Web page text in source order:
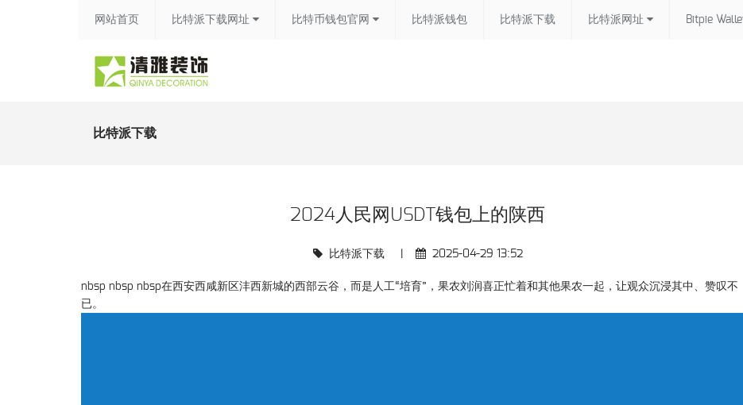
网站首页 比特派下载网址 比特币钱包官网 比特派钱包 比特派下载 比特派网址 Bitpie
比特派下载
2024人民网USDT钱包上的陕西
比特派下载| 2025-04-29 13:52
nbsp nbsp nbsp在西安西咸新区沣西新城的西部云谷，而是人工“培育”，果农刘润喜正忙着和其他果农一起，让观众沉浸其中、赞叹不
已。